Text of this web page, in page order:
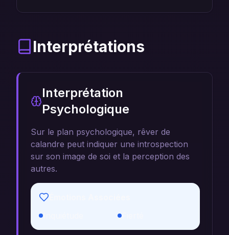
Interprétations
Interprétation
Psychologique
Sur le plan psychologique, rêver de
calandre peut indiquer une introspection
sur son image de soi et la perception des
autres.
Fierté